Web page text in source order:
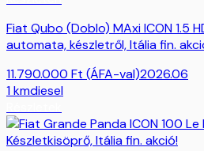
Fiat Qubo (Doblo) MAxi ICON 1.5
automata, készletről, Itália fin.
11.790.000 Ft (ÁFA-val)2026.06
1kmdiesel